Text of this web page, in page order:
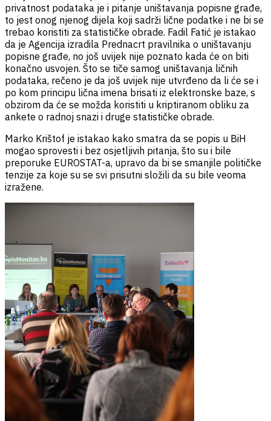
privatnost podataka je i pitanje uništavanja popisne građe,
to jest onog njenog dijela koji sadrži lične podatke i ne bi se
trebao koristiti za statističke obrade. Fadil Fatić je istakao
da je Agencija izradila Prednacrt pravilnika o uništavanju
popisne građe, no još uvijek nije poznato kada će on biti
konačno usvojen. Što se tiče samog uništavanja ličnih
podataka, rečeno je da još uvijek nije utvrđeno da li će se i
po kom principu lična imena brisati iz elektronske baze, s
obzirom da će se možda koristiti u kriptiranom obliku za
ankete o radnoj snazi i druge statističke obrade.
Marko Krištof je istakao kako smatra da se popis u BiH
mogao sprovesti i bez osjetljivih pitanja, što su i bile
preporuke EUROSTAT-a, upravo da bi se smanjile političke
tenzije za koje su se svi prisutni složili da su bile veoma
izražene.